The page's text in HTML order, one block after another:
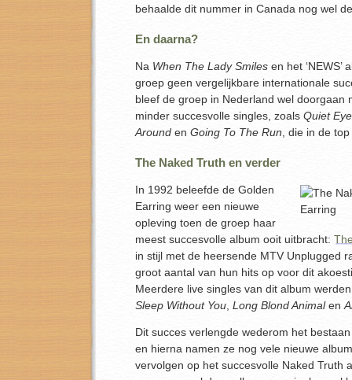
behaalde dit nummer in Canada nog wel
En daarna?
Na When The Lady Smiles en het ‘NEWS’
groep geen vergelijkbare internationale
bleef de groep in Nederland wel doorgaan
minder succesvolle singles, zoals Quiet
Around en Going To The Run , die in de
The Naked Truth en verder
In 1992 beleefde de Golden
Earring weer een nieuwe
opleving toen de groep haar
meest succesvolle album ooit uitbracht:
in stijl met de heersende MTV Unplugged
groot aantal van hun hits op voor dit
Meerdere live singles van dit album
Sleep Without You Long Blond Animalen
Dit succes verlengde wederom het
en hierna namen ze nog vele nieuwe
vervolgen op het succesvolle Naked Truth